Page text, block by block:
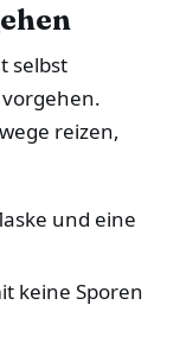
selbst
reizen,
und eine
keine Sporen